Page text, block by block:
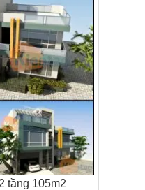
tầng 105m2